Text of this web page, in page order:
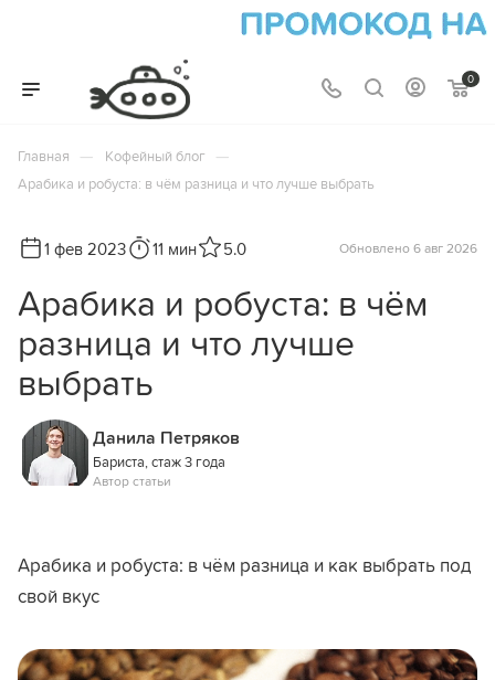
0
Главная — Кофейный блог —
Арабика и робуста: в чём разница и что лучше выбрать
1 фев 2023 11 мин 5.0 Обновлено 6 авг 2026
Арабика и робуста: в чём
разница и что лучше
выбрать
Данила Петряков
Бариста, стаж 3 года
Автор статьи
Арабика и робуста: в чём разница и как выбрать под
свой вкус